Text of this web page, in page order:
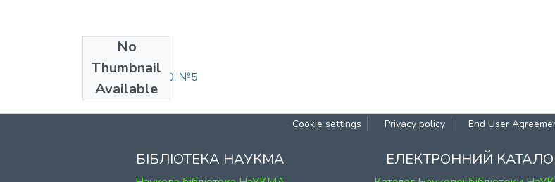
No
Thumbnail
Available
Collections
Кіно-Театр. 2000. №5
Cookie settings Privacy policy End User
БІБЛІОТЕКА НАУКМА ЕЛЕКТРОННИЙ